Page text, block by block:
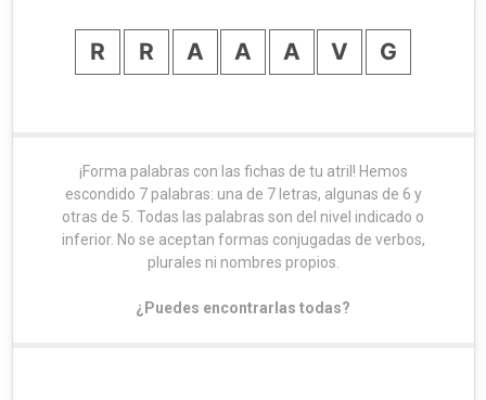
R R A A A V G
¡Forma palabras con las fichas de tu atril! Hemos
escondido 7 palabras: una de 7 letras, algunas de 6 y
otras de 5. Todas las palabras son del nivel indicado o
inferior. No se aceptan formas conjugadas de verbos,
plurales ni nombres propios.
¿Puedes encontrarlas todas?